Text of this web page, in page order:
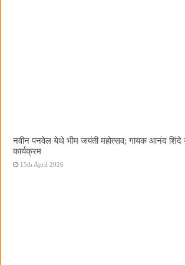
नवीन पनवेल येथे भीम जयंती महोत्सव; गायक आनंद शिंदे
कार्यक्रम
15th April 2026